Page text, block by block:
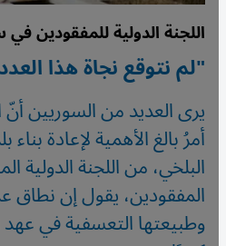
اللجنة الدولية للمفقودين في
"لم نتوقع نجاة هذا
يرى العديد من السوريين
أمرُ بالغ الأهمية لإعادة
البلخي، من اللجنة الدولية
المفقودين، يقول إن نطاق
وطبيعتها التعسفية في